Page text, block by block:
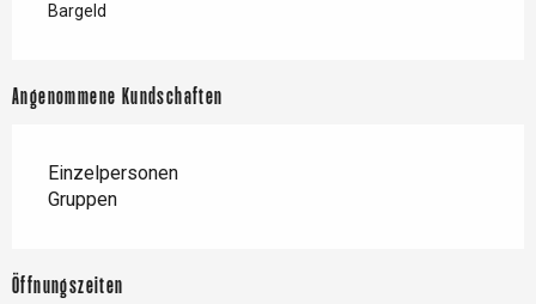
Bargeld
Angenommene Kundschaften
Einzelpersonen
Gruppen
Öffnungszeiten